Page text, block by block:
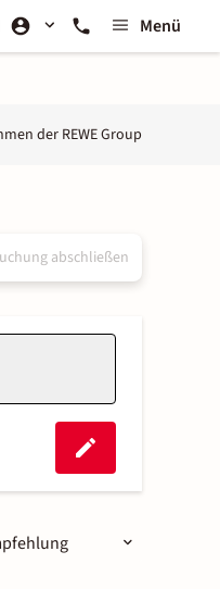
Menü
der REWE Group
abschließen